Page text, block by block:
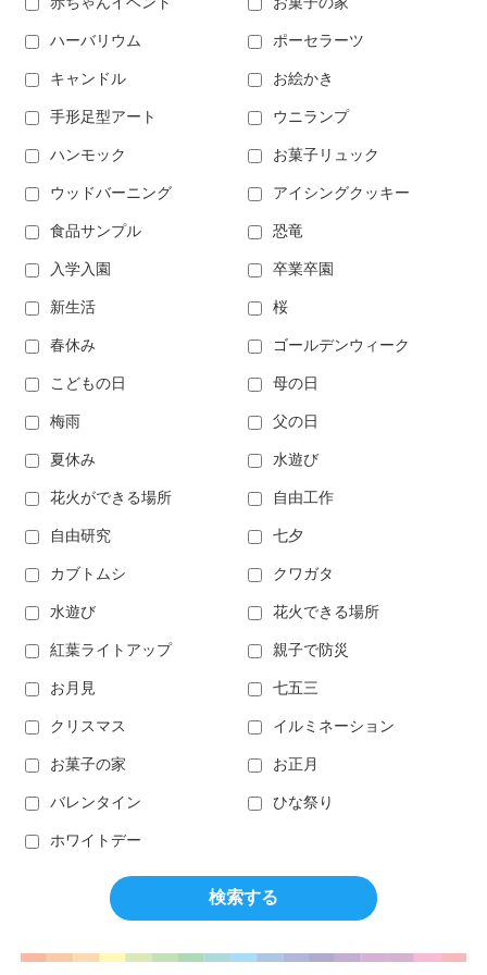
ハーバリウム ポーセラーツ
キャンドル お絵かき
手形足型アート ウニランプ
ハンモック お菓子リュック
ウッドバーニング アイシングクッキー
食品サンプル 恐竜
入学入園 卒業卒園
新生活 桜
春休み ゴールデンウィーク
こどもの日 母の日
梅雨 父の日
夏休み 水遊び
花火ができる場所 自由工作
自由研究 七夕
カブトムシ クワガタ
水遊び 花火できる場所
紅葉ライトアップ 親子で防災
お月見 七五三
クリスマス イルミネーション
お菓子の家 お正月
バレンタイン ひな祭り
ホワイトデー